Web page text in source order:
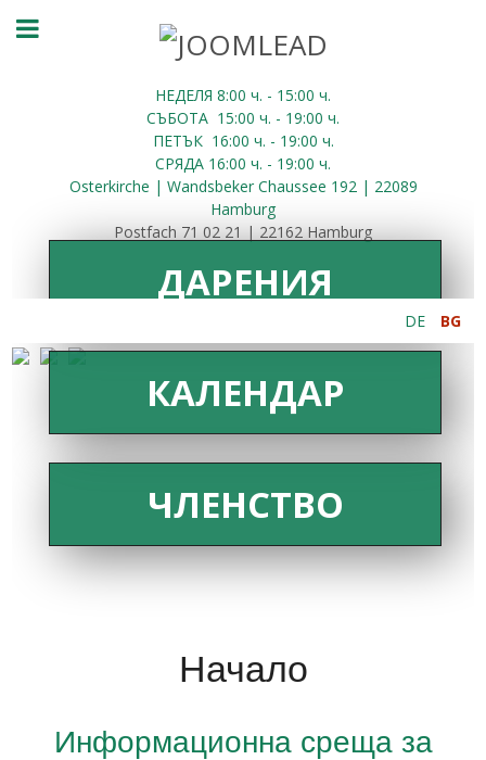
НЕДЕЛЯ 8:00 ч. - 15:00 ч.
СЪБОТА 15:00 ч. - 19:00 ч.
ПЕТЪК 16:00 ч. - 19:00 ч.
СРЯДА 16:00 ч. - 19:00 ч.
Osterkirche | Wandsbeker Chaussee 192 | 22089
Hamburg
Postfach 71 02 21 | 22162 Hamburg
DE BG
ДАРЕНИЯ
КАЛЕНДАР
ЧЛЕНСТВО
Начало
Информационна среща за